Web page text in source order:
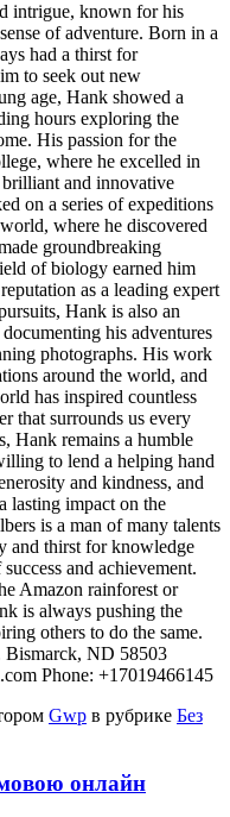
intrigue, known for his
of adventure. Born in a
had a thirst for
to seek out new
age, Hank showed a
hours exploring the
His passion for the
where he excelled in
brilliant and innovative
on a series of expeditions
where he discovered
groundbreaking
of biology earned him
as a leading expert
Hank is also an
his adventures
photographs. His work
around the world, and
has inspired countless
that surrounds us every
Hank remains a humble
to lend a helping hand
and kindness, and
lasting impact on the
is a man of many talents
and thirst for knowledge
and achievement.
Amazon rainforest or
is always pushing the
others to do the same.
ND 58503
Phone: +17019466145
Gwp в рубрике Без
онлайн